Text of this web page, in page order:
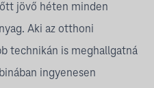
jövő héten minden
Aki az otthoni
technikán is meghallgatná
ingyenesen